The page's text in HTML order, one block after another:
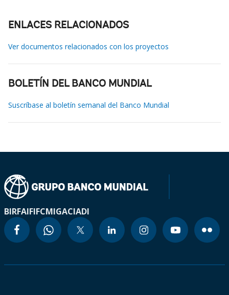
ENLACES RELACIONADOS
Ver documentos relacionados con los proyectos
BOLETÍN DEL BANCO MUNDIAL
Suscríbase al boletín semanal del Banco Mundial
BIRFAIFIFCMIGACIADI